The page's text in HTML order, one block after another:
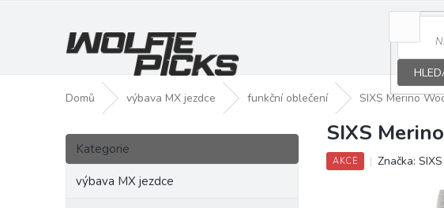
Domů výbava MX jezdce funkční oblečení SIXS Merino
P
s
Přeskočit
kategorie
Kategorie
výbava MX jezdce
SIXS
AKCE Značka: SIXS